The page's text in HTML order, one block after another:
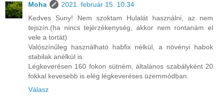
Moha
2021. február 15. 10:34
Kedves Suny! Nem szoktam Hulalát használni, az nem
tejszín.(ha nincs tejérzékenység, akkor nem rontanám el
vele a tortát)
Valószínűleg használható habfix nélkül, a növényi habok
stabilak anélkül is.
Légkeverésen 160 fokon sütném, általános szabályként 20
fokkal kevesebb is elég légkeveréses üzemmódban.
Válasz